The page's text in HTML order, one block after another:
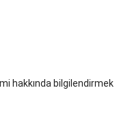
hakkında bilgilendirmek